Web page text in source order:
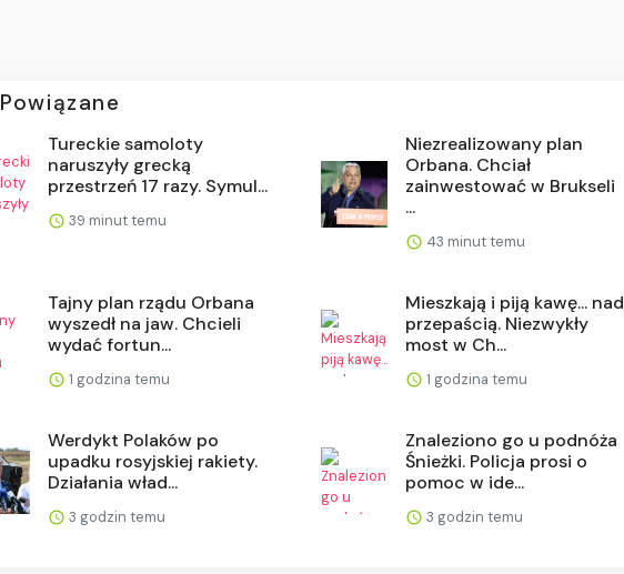
Powiązane
Tureckie samoloty
naruszyły grecką
przestrzeń 17 razy. Symul...
39 minut temu
Niezrealizowany plan
Orbana. Chciał
zainwestować w Brukseli
...
43 minut temu
Tajny plan rządu Orbana
wyszedł na jaw. Chcieli
wydać fortun...
1 godzina temu
Mieszkają i piją kawę... nad
przepaścią. Niezwykły
most w Ch...
1 godzina temu
Werdykt Polaków po
upadku rosyjskiej rakiety.
Działania wład...
3 godzin temu
Znaleziono go u podnóża
Śnieżki. Policja prosi o
pomoc w ide...
3 godzin temu